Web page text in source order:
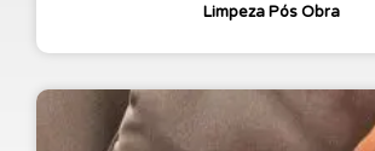
Limpeza Pós Obra